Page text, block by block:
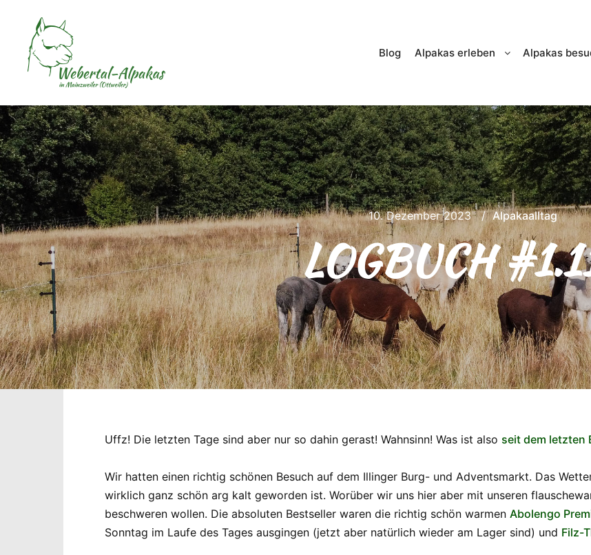
Blog Alpakas erleben Alpakas
10. Dezember 2023 Alpakaalltag
LOGBUCH
Uffz! Die letzten Tage sind aber nur so dahin gerast! Wahnsinn! Was ist also seit dem letzten
Wir hatten einen richtig schönen Besuch auf dem Illinger Burg- und Adventsmarkt. Das
wirklich ganz schön arg kalt geworden ist. Worüber wir uns hier aber mit unseren
beschweren wollen. Die absoluten Bestseller waren die richtig schön warmen Abolengo
Sonntag im Laufe des Tages ausgingen (jetzt aber natürlich wieder am Lager sind) und Filz-